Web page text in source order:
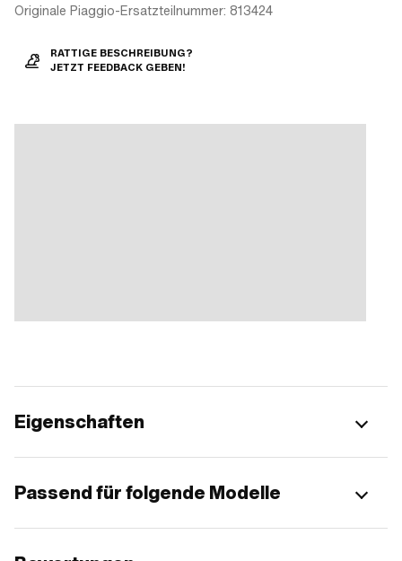
Originale Piaggio-Ersatzteilnummer: 813424
RATTIGE BESCHREIBUNG?
JETZT FEEDBACK GEBEN!
Eigenschaften
Passend für folgende Modelle